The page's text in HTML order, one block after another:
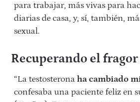
para trabajar, más vivas para
diarias de casa, y, sí, también,
sexual.
Recuperando el
“La testosterona ha cambiado
confesaba una paciente feliz en